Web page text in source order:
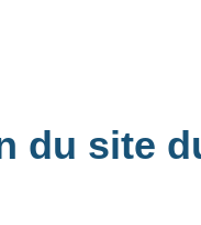
du site